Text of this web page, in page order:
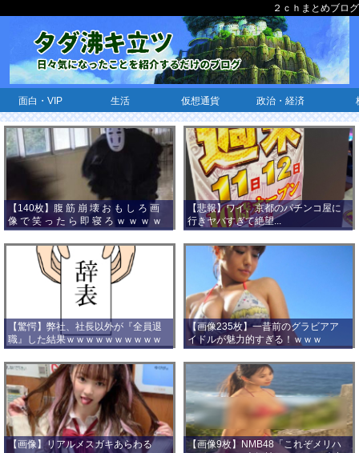
２ｃｈまとめブログ
面白・VIP 生活 仮想通貨 政治・経済
【140枚】腹 筋 崩 壊 お も し ろ 画
像 で 笑 っ た ら 即 寝 ろ ｗ ｗ ｗ ｗ
ｗ ｗ ｗ ｗ ｗ ｗ ｗ ｗ
【悲報】ワイ、京都のパチンコ屋に
行きヤバすぎて絶望...
【驚愕】弊社、社長以外が『全員退
職』した結果ｗｗｗｗｗｗｗｗｗｗ
ｗｗｗ
【画像235枚】一昔前のグラビアア
イドルが魅力的すぎる！ｗｗｗ
【画像】リアルメスガキあらわる
【画像9枚】NMB48「これぞメリハ